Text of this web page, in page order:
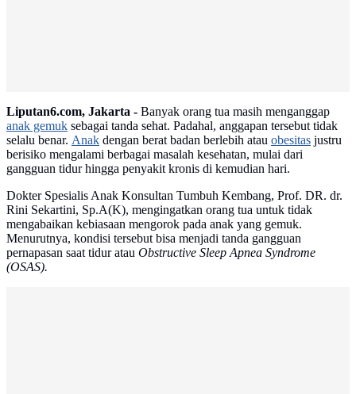
Liputan6.com, Jakarta - Banyak orang tua masih menganggap
anak gemuk sebagai tanda sehat. Padahal, anggapan tersebut tidak
selalu benar. Anak dengan berat badan berlebih atau obesitas justru
berisiko mengalami berbagai masalah kesehatan, mulai dari
gangguan tidur hingga penyakit kronis di kemudian hari.
Dokter Spesialis Anak Konsultan Tumbuh Kembang, Prof. DR. dr.
Rini Sekartini, Sp.A(K), mengingatkan orang tua untuk tidak
mengabaikan kebiasaan mengorok pada anak yang gemuk.
Menurutnya, kondisi tersebut bisa menjadi tanda gangguan
pernapasan saat tidur atau Obstructive Sleep Apnea Syndrome
(OSAS).